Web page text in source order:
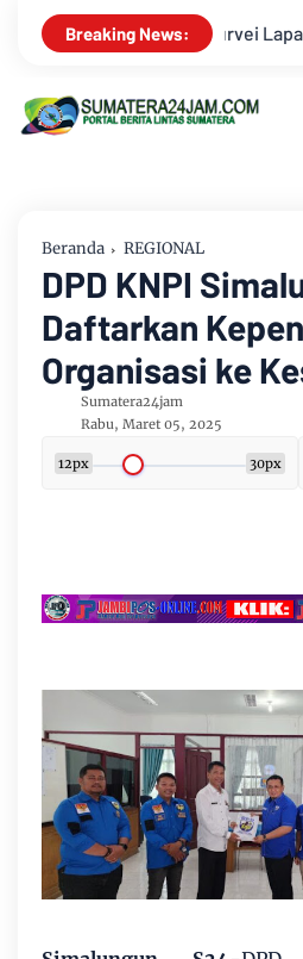
Breaking News:
Cable Car Danau Toba Masih
Beranda REGIONAL
DPD KNPI
Daftarkan
Organisasi ke
Sumatera24jam
Rabu, Maret 05, 2025
12px 30px